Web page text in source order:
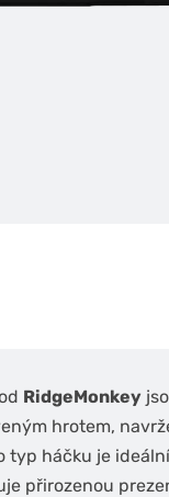
RidgeMonkey
hrotem,
typ háčku je
přirozenou